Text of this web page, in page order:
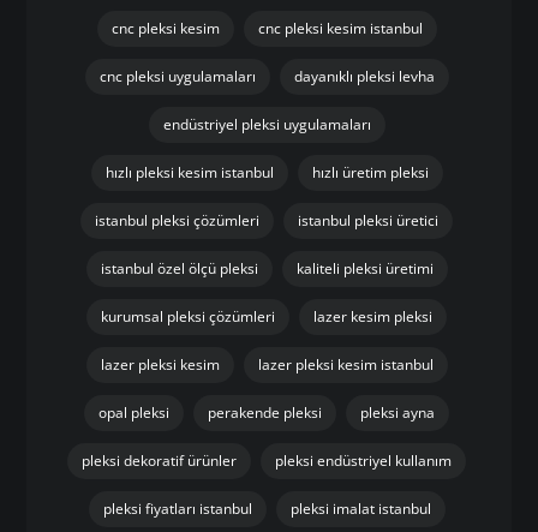
cnc pleksi kesim cnc pleksi kesim istanbul
cnc pleksi uygulamaları dayanıklı pleksi levha
endüstriyel pleksi uygulamaları
hızlı pleksi kesim istanbul hızlı üretim pleksi
istanbul pleksi çözümleri istanbul pleksi üretici
istanbul özel ölçü pleksi kaliteli pleksi üretimi
kurumsal pleksi çözümleri lazer kesim pleksi
lazer pleksi kesim lazer pleksi kesim istanbul
opal pleksi perakende pleksi pleksi ayna
pleksi dekoratif ürünler pleksi endüstriyel kullanım
pleksi fiyatları istanbul pleksi imalat istanbul